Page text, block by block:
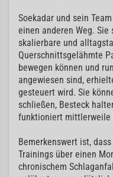
Soekadar und sein
einen anderen Weg.
skalierbare und
Querschnittsgelähmte
bewegen können und
angewiesen sind,
gesteuert wird. Sie
schließen, Besteck
funktioniert mittlerweile
Bemerkenswert ist,
Trainings über einen
chronischem